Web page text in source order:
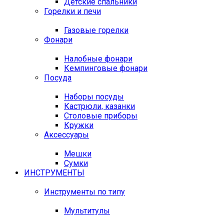
Горелки и печи
Газовые горелки
Фонари
Налобные фонари
Кемпинговые фонари
Посуда
Наборы посуды
Кастрюли, казанки
Столовые приборы
Кружки
Аксессуары
Мешки
Сумки
ИНСТРУМЕНТЫ
Инструменты по типу
Мультитулы